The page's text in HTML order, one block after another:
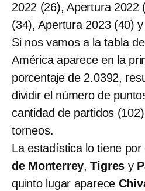
2022 (26), Apertura 2022
(34), Apertura 2023 (40)
Si nos vamos a la tabla
América aparece en la
porcentaje de 2.0392,
dividir el número de
cantidad de partidos
torneos.
La estadística lo tiene por
de Monterrey,Tigres y
quinto lugar aparece